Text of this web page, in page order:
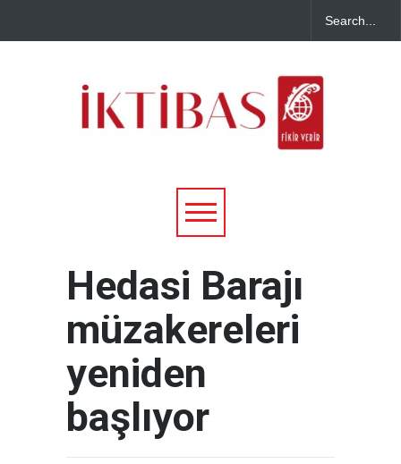
Hedasi Barajı
müzakereleri
yeniden
başlıyor